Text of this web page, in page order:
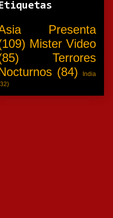
Presenta
Mister Video
Terrores
(84)
India